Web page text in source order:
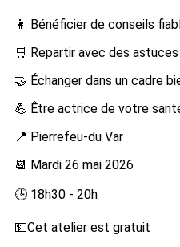
👩 Bénéficier de conseils
🛒 Repartir avec des
🤝 Échanger dans un cadre
💪 Être actrice de votre
📍 Pierrefeu-du Var
📆 Mardi 26 mai 2026
🕒 18h30 - 20h
💵Cet atelier est gratuit